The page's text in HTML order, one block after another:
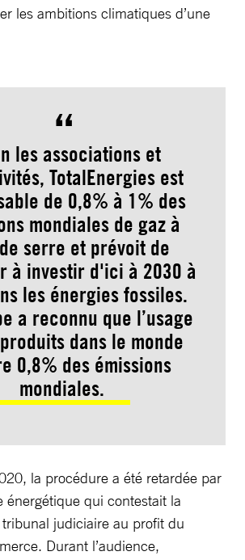
les ambitions climatiques d’une
les associations et
TotalEnergies est
de 0,8% à 1% des
mondiales de gaz à
serre et prévoit de
à investir d'ici à 2030 à
les énergies fossiles.
a reconnu que l’usage
dans le monde
0,8% des émissions
mondiales.
la procédure a été retardée par
énergétique qui contestait la
judiciaire au profit du
Durant l’audience,